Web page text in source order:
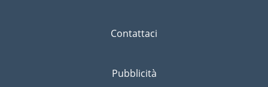
Contattaci
Pubblicità